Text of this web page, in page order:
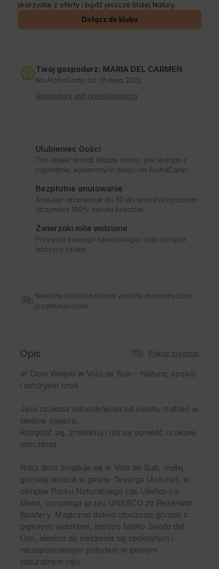
skorzystaj z oferty i bądź jeszcze bliżej Natury.
Dołącz do klubu
Twój gospodarz: MARIA DEL CARMEN
Na AlohaCamp od: 12 maja 2022
Gospodarz jest przedsiębiorcą
Ulubieniec Gości
Ten obiekt skradł Wasze serca i jest jednym z
najchętniej wybieranych miejsc na AlohaCamp.
Bezpłatne anulowanie
Anulując rezerwacje do 30 dni przed przyjazdem
otrzymasz 100% zwrotu kosztów.
Zwierzaki mile widziane
Przywieź swojego czworonoga i odpocznijcie
wszyscy razem.
Niektóre treści na stronie zostały automatycznie
przetłumaczone.
Opis Pokaż oryginał
🌿 Dom Wiejski w Villa de Sub – Natura, spokój
i asturyjski urok
Jeśli szukasz odosobnienia od świata, trafiłeś w
idealne miejsce.
Rozgość się, zrelaksuj i daj się ponieść urokowi
otoczenia.
Nasz dom znajduje się w Villa de Sub, małej
górskiej wiosce w gminie Teverga (Asturia), w
obrębie Parku Naturalnego Las Ubiñas-La
Mesa, uznanego przez UNESCO za Rezerwat
Biosfery. Magiczna dolina otoczona górami z
pięknymi widokami, bardzo blisko Senda del
Oso, idealna do cieszenia się spokojnym i
niezapomnianym pobytem w pełnym
naturalnym raju.